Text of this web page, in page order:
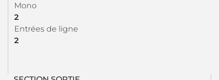
Mono
2
Entrées de ligne
2